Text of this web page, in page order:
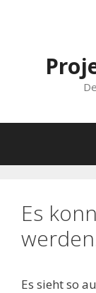
Es
Es sieht so